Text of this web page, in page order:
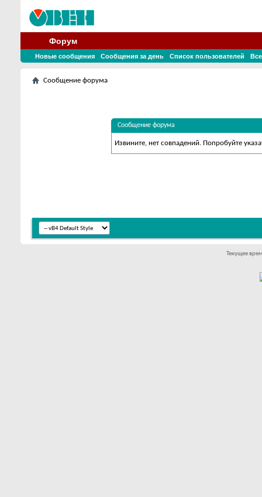
Форум
Новые сообщения Сообщения за день Список пользователей
Сообщение форума
Сообщение форума
Извините, нет совпадений. Попробуйте
Текущее